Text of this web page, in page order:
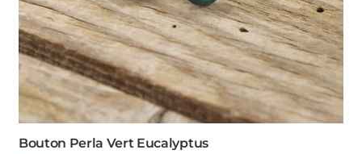
Bouton Perla Vert Eucalyptus